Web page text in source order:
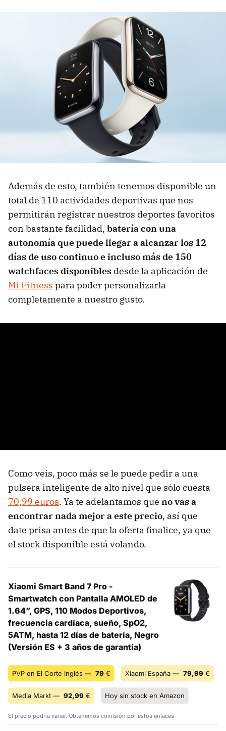
Además de esto, también tenemos disponible un
total de 110 actividades deportivas que nos
permitirán registrar nuestros deportes favoritos
con bastante facilidad, batería con una
autonomía que puede llegar a alcanzar los 12
días de uso continuo e incluso más de 150
watchfaces disponibles desde la aplicación de
Mi Fitness para poder personalizarla
completamente a nuestro gusto.
Como veis, poco más se le puede pedir a una
pulsera inteligente de alto nivel que sólo cuesta
70,99 euros. Ya te adelantamos que no vas a
encontrar nada mejor a este precio, así que
date prisa antes de que la oferta finalice, ya que
el stock disponible está volando.
Xiaomi Smart Band 7 Pro -
Smartwatch con Pantalla AMOLED de
1.64”, GPS, 110 Modos Deportivos,
frecuencia cardíaca, sueño, SpO2,
5ATM, hasta 12 días de batería, Negro
(Versión ES + 3 años de garantía)
PVP en El Corte Inglés — 79 € Xiaomi España — 79,99 €
Media Markt — 92,99 € Hoy sin stock en Amazon
El precio podría variar. Obtenemos comisión por estos enlaces